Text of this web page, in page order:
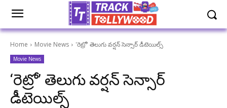
Home Movie News 'రెట్రో' తెలుగు వర్షన్ సెన్సార్ డీటెయిల్స్
Movie News
‘రెట్రో’ తెలుగు వర్షన్ సెన్సార్
డీటెయిల్స్